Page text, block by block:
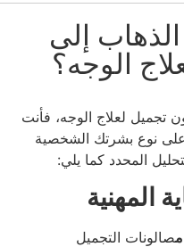
إلى
الوجه؟
تجميل لعلاج الوجه، فأنت
نوع بشرتك الشخصية
المحدد كما يلي:
المهنية
صالونات التجميل